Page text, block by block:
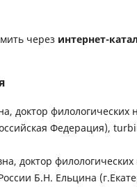
через интернет-
доктор
Федерация),
доктор
Б.Н. Ельцина